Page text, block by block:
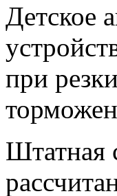
Детское
при
Штатная